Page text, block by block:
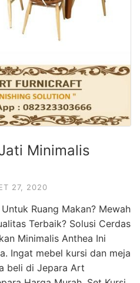
Minimalis
27, 2020
Ruang Makan? Mewah
Terbaik? Solusi Cerdas
Minimalis Anthea Ini
Ingat mebel kursi dan meja
beli di Jepara Art